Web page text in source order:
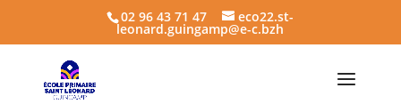
02 96 43 71 47 eco22.st-
leonard.guingamp@e-c.bzh